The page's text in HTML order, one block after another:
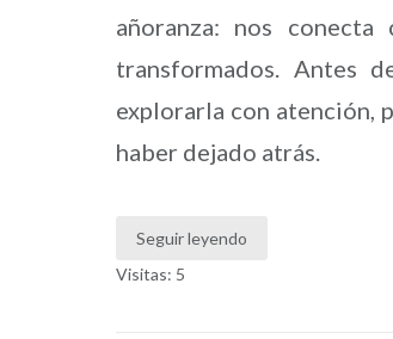
añoranza: nos
transformados. Antes
explorarla con atención,
haber dejado atrás.
Seguir leyendo
Visitas: 5